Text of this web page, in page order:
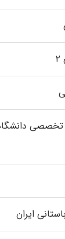
ایران